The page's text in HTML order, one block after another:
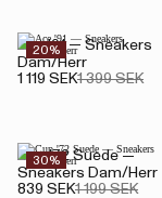
20%
Ace '91 — Sneakers
Dam/Herr
1 119 SEK1 399 SEK
30%
Cup '72 Suede —
Sneakers Dam/Herr
839 SEK1 199 SEK